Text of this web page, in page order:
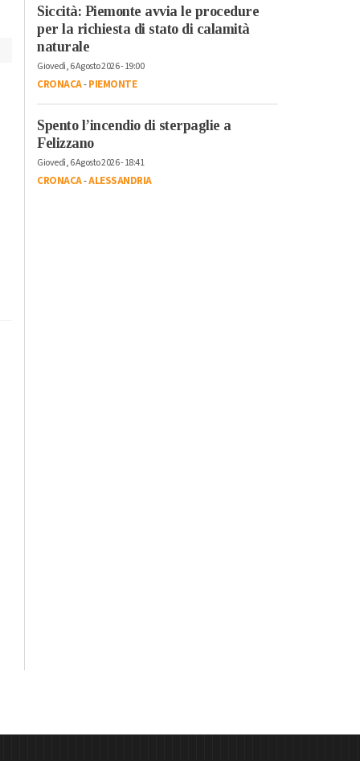
Siccità: Piemonte avvia le procedure
per la richiesta di stato di calamità
naturale
Giovedì, 6 Agosto 2026 - 19:00
CRONACA-PIEMONTE
Spento l’incendio di sterpaglie a
Felizzano
Giovedì, 6 Agosto 2026 - 18:41
CRONACA-ALESSANDRIA